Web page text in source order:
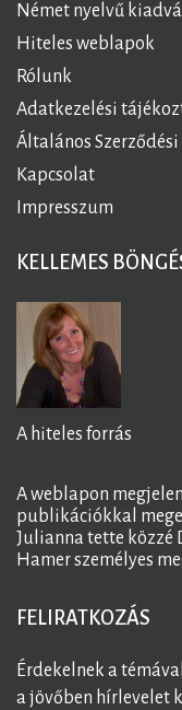
Német nyelvű
Hiteles weblapok
Rólunk
Adatkezelési
Általános
Kapcsolat
Impresszum
KELLEMES
A hiteles forrás
A weblapon
publikációkkal
Julianna tette közzé
Hamer személyes
FELIRATKOZÁS
Érdekelnek a
a jövőben hírlevelet